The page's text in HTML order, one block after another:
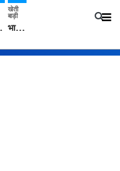
का रकबा
खेती
बाड़ी
भारत में 29 मई से शुरु होगी प्री-मानसून बारिश, ECMWF विदेशी मौसम एजेंसी का पूर्वानुमान